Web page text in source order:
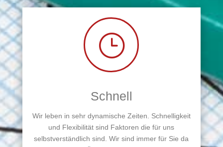
}
Schnell
Wir leben in sehr dynamische Zeiten. Schnelligkeit
und Flexibilität sind Faktoren die für uns
selbstverständlich sind. Wir sind immer für Sie da